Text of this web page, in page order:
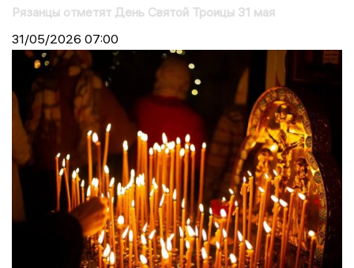
Рязанцы отметят День Святой Троицы 31 мая
31/05/2026 07:00